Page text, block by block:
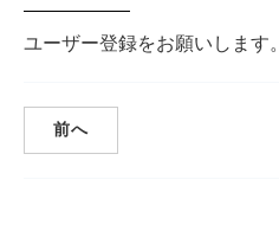
ユーザー登録をお願いします。
前へ